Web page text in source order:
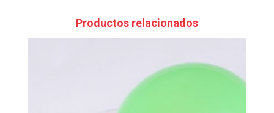
Productos relacionados